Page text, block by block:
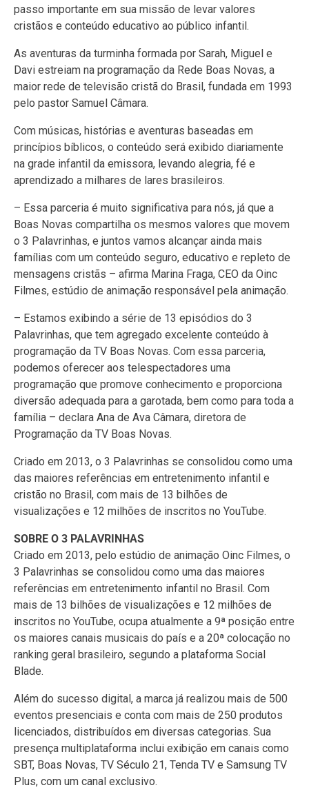
passo importante em sua missão de levar valores
cristãos e conteúdo educativo ao público infantil.
As aventuras da turminha formada por Sarah, Miguel e
Davi estreiam na programação da Rede Boas Novas, a
maior rede de televisão cristã do Brasil, fundada em 1993
pelo pastor Samuel Câmara.
Com músicas, histórias e aventuras baseadas em
princípios bíblicos, o conteúdo será exibido diariamente
na grade infantil da emissora, levando alegria, fé e
aprendizado a milhares de lares brasileiros.
– Essa parceria é muito significativa para nós, já que a
Boas Novas compartilha os mesmos valores que movem
o 3 Palavrinhas, e juntos vamos alcançar ainda mais
famílias com um conteúdo seguro, educativo e repleto de
mensagens cristãs – afirma Marina Fraga, CEO da Oinc
Filmes, estúdio de animação responsável pela animação.
– Estamos exibindo a série de 13 episódios do 3
Palavrinhas, que tem agregado excelente conteúdo à
programação da TV Boas Novas. Com essa parceria,
podemos oferecer aos telespectadores uma
programação que promove conhecimento e proporciona
diversão adequada para a garotada, bem como para toda a
família – declara Ana de Ava Câmara, diretora de
Programação da TV Boas Novas.
Criado em 2013, o 3 Palavrinhas se consolidou como uma
das maiores referências em entretenimento infantil e
cristão no Brasil, com mais de 13 bilhões de
visualizações e 12 milhões de inscritos no YouTube.
SOBRE O 3 PALAVRINHAS
Criado em 2013, pelo estúdio de animação Oinc Filmes, o
3 Palavrinhas se consolidou como uma das maiores
referências em entretenimento infantil no Brasil. Com
mais de 13 bilhões de visualizações e 12 milhões de
inscritos no YouTube, ocupa atualmente a 9ª posição entre
os maiores canais musicais do país e a 20ª colocação no
ranking geral brasileiro, segundo a plataforma Social
Blade.
Além do sucesso digital, a marca já realizou mais de 500
eventos presenciais e conta com mais de 250 produtos
licenciados, distribuídos em diversas categorias. Sua
presença multiplataforma inclui exibição em canais como
SBT, Boas Novas, TV Século 21, Tenda TV e Samsung TV
Plus, com um canal exclusivo.